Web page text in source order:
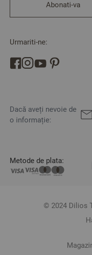
Abonati-va
Urmariti-ne:
Dacă aveți nevoie de
o informație:
Metode de plata:
© 2024 Dilios